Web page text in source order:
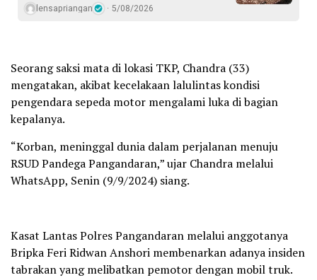
lensapriangan 5/08/2026
Seorang saksi mata di lokasi TKP, Chandra (33)
mengatakan, akibat kecelakaan lalulintas kondisi
pengendara sepeda motor mengalami luka di bagian
kepalanya.
“Korban, meninggal dunia dalam perjalanan menuju
RSUD Pandega Pangandaran,” ujar Chandra melalui
WhatsApp, Senin (9/9/2024) siang.
Kasat Lantas Polres Pangandaran melalui anggotanya
Bripka Feri Ridwan Anshori membenarkan adanya insiden
tabrakan yang melibatkan pemotor dengan mobil truk.